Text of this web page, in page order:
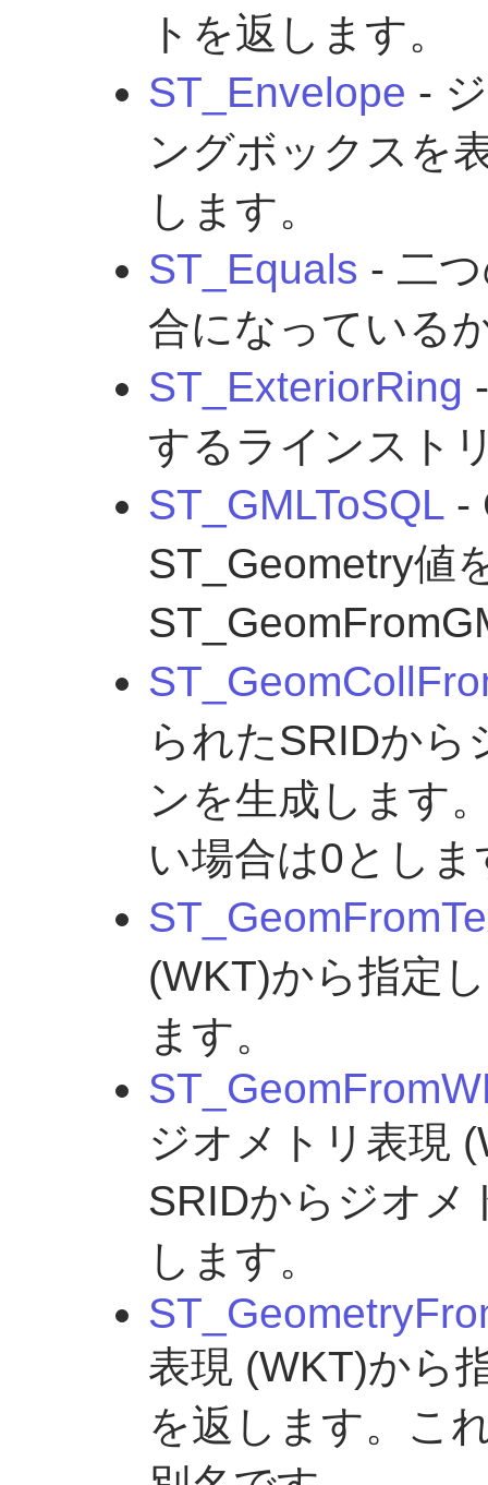
トを返します。
ST_Envelope -
ングボックスを
します。
ST_Equals - 二
合になっている
ST_ExteriorRing
するラインスト
ST_GMLToSQL -
ST_Geometry値
られたSRIDか
ンを生成します
い場合は0としま
(WKT)から指定
ます。
ジオメトリ表現
SRIDからジオメ
します。
表現 (WKT)から
を返します。こ